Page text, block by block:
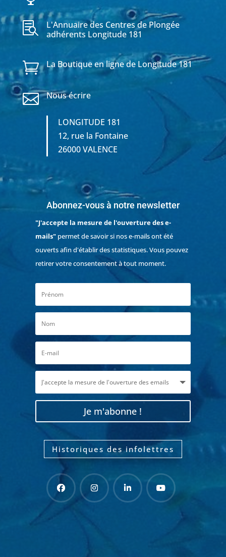

L'Annuaire des Centres de Plongée
adhérents Longitude 181
 La Boutique en ligne de Longitude 181
 Nous écrire
LONGITUDE 181
12, rue la Fontaine
26000 VALENCE
Abonnez-vous à notre newsletter
"J'accepte la mesure de l'ouverture des e-
mails"permet de savoir si nos e-mails ont été
ouverts afin d'établir des statistiques. Vous pouvez
retirer votre consentement à tout moment.
Je m'abonne !
Historiques des infolettres